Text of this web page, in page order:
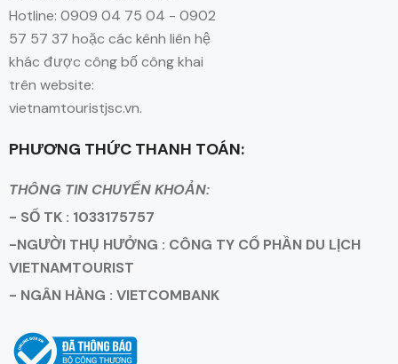
Hotline: 0909 04 75 04 - 0902
57 57 37 hoặc các kênh liên hệ
khác được công bố công khai
trên website:
vietnamtouristjsc.vn.
PHƯƠNG THỨC THANH TOÁN:
THÔNG TIN CHUYỂN KHOẢN:
- SỐ TK : 1033175757
-NGƯỜI THỤ HƯỞNG : CÔNG TY CỔ PHẦN DU LỊCH
VIETNAMTOURIST
- NGÂN HÀNG : VIETCOMBANK